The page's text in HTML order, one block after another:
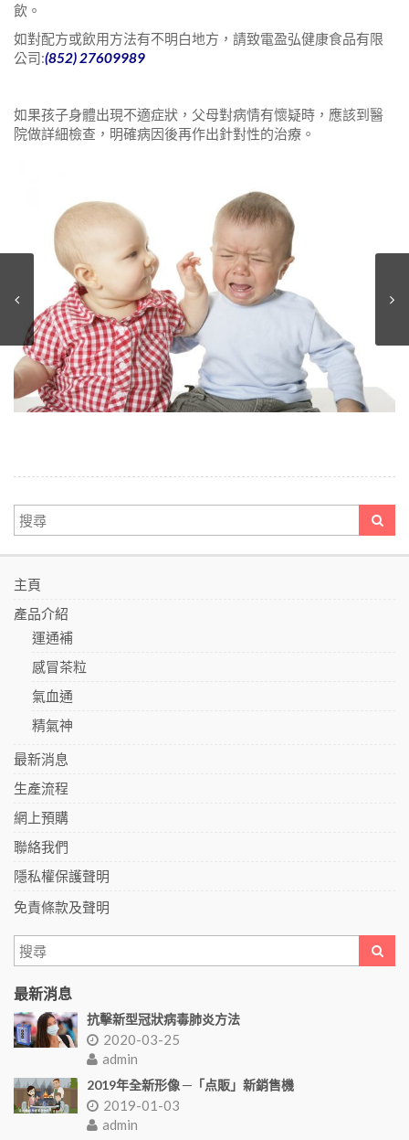
飲。
如對配方或飲用方法有不明白地方，請致電盈弘健康食品有限
公司:(852) 27609989
如果孩子身體出現不適症狀，父母對病情有懷疑時，應該到醫
院做詳細檢查，明確病因後再作出針對性的治療。
主頁
產品介紹
運通補
感冒茶粒
氣血通
精氣神
最新消息
生產流程
網上預購
聯絡我們
隱私權保護聲明
免責條款及聲明
最新消息
抗擊新型冠狀病毒肺炎方法
2020-03-25
admin
2019年全新形像 ─「点販」新銷售機
2019-01-03
admin